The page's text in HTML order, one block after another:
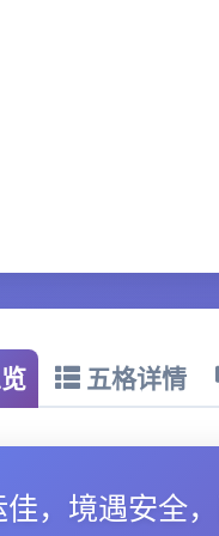
五格详情
佳，境遇安全